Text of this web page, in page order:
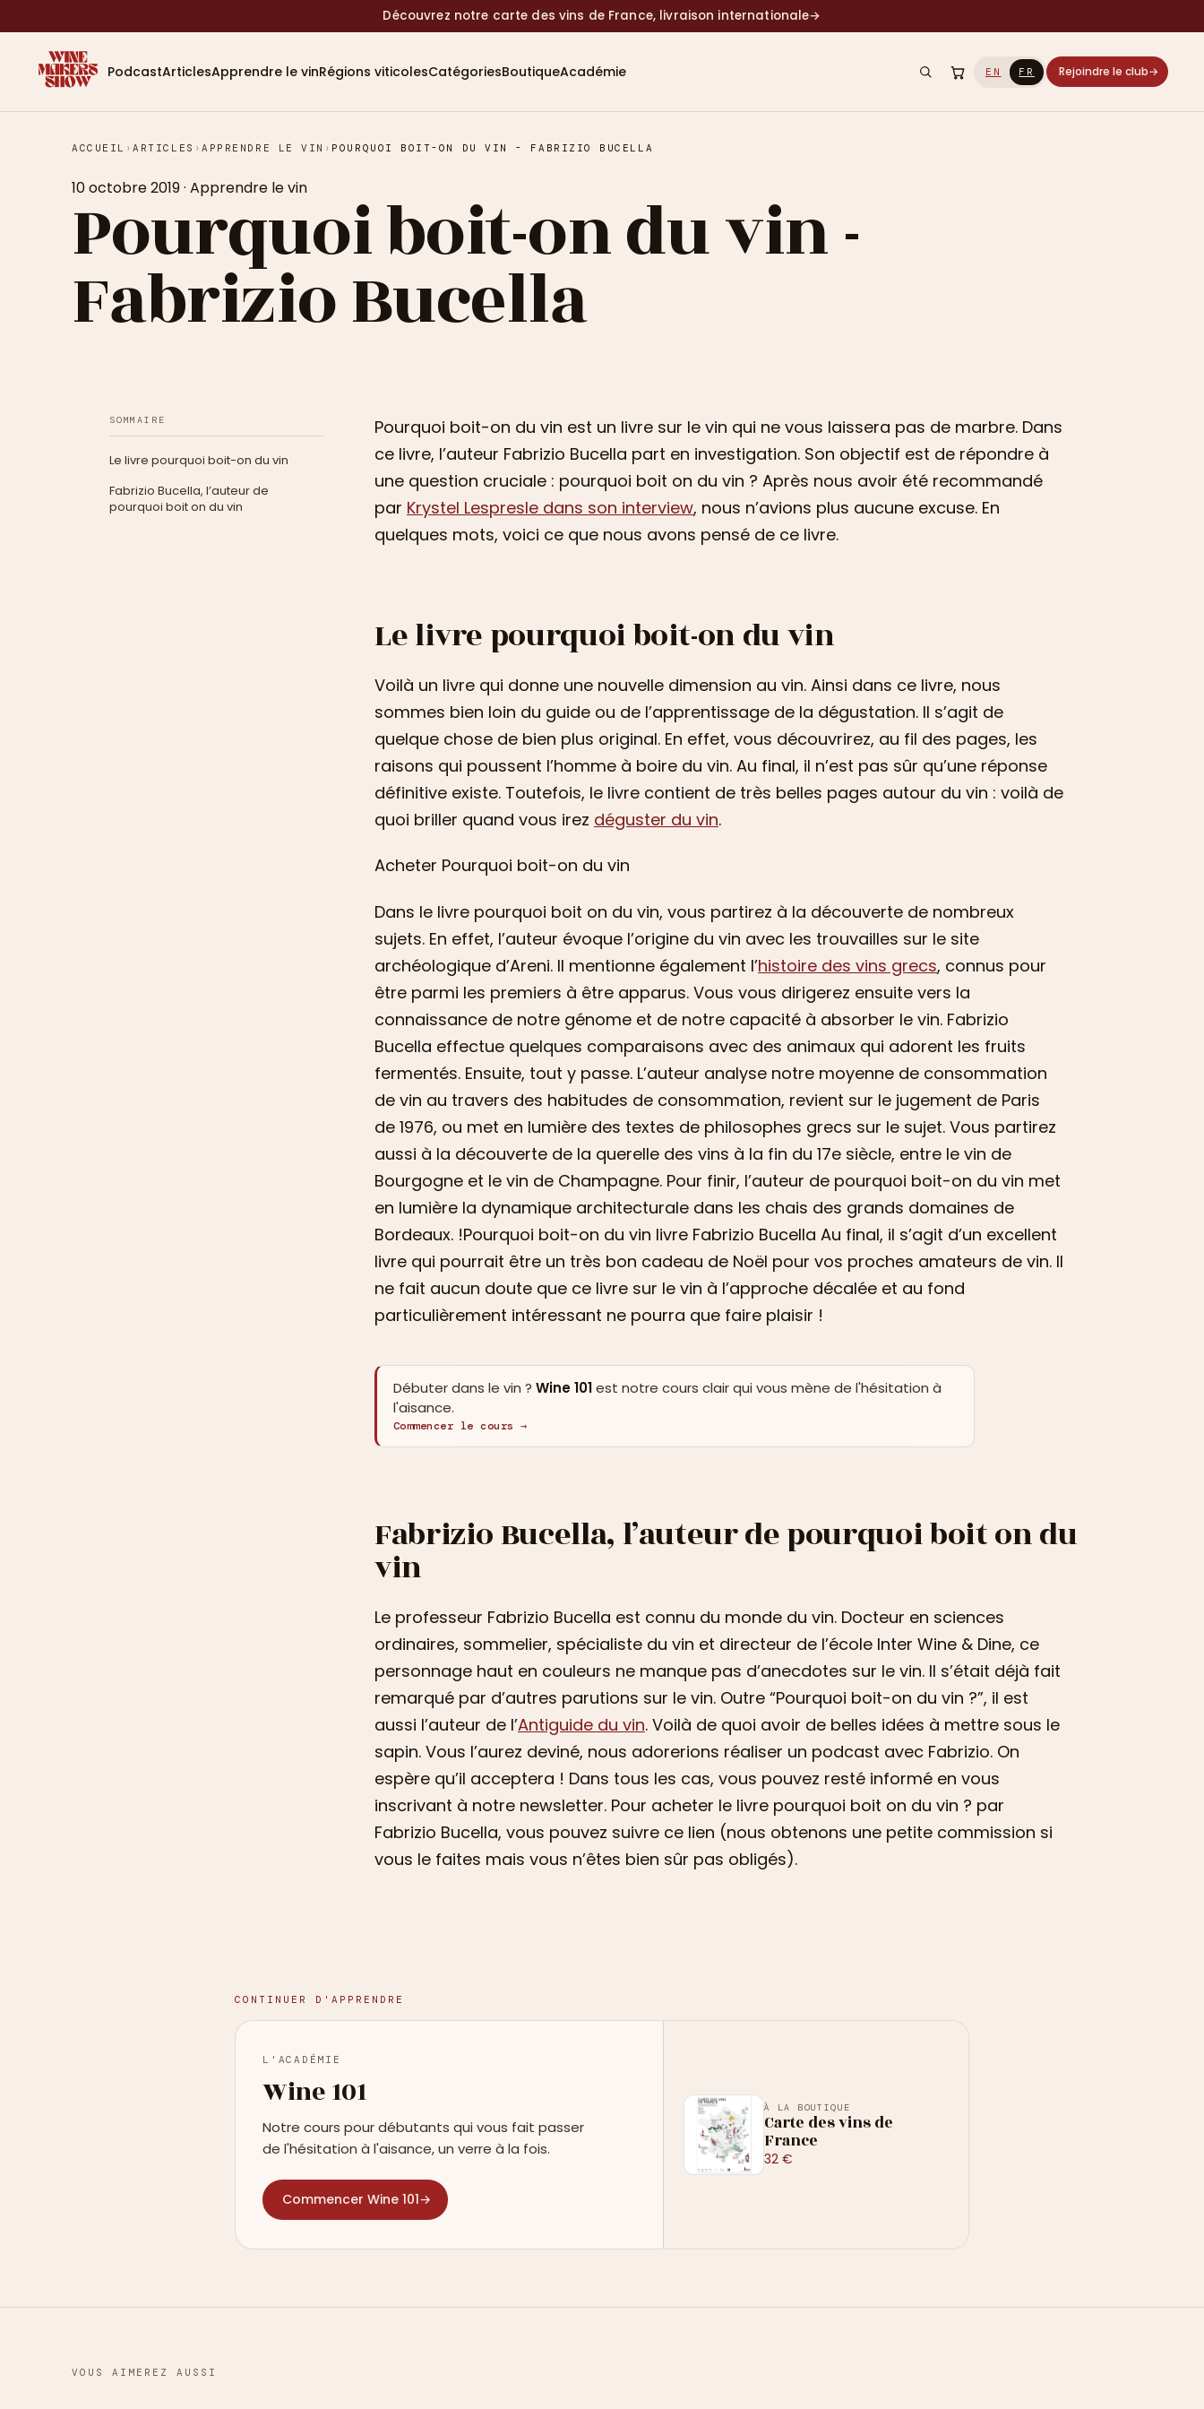
Découvrez notre carte des vins de France, livraison internationale→
PodcastArticlesApprendre le vinRégions viticolesCatégoriesBoutiqueAcadémie EN FR Rejoindre le club→
ACCUEIL ›ARTICLES ›APPRENDRE LE VIN › POURQUOI BOIT-ON DU VIN - FABRIZIO BUCELLA
10 octobre 2019· Apprendre le vin
Pourquoi boit-on du vin -
Fabrizio Bucella
SOMMAIRE
Le livre pourquoi boit-on du vin
Fabrizio Bucella, l’auteur de
pourquoi boit on du vin
Pourquoi boit-on du vin est un livre sur le vin qui ne vous laissera pas de marbre. Dans
ce livre, l’auteur Fabrizio Bucella part en investigation. Son objectif est de répondre à
une question cruciale : pourquoi boit on du vin ? Après nous avoir été recommandé
par Krystel Lespresle dans son interview, nous n’avions plus aucune excuse. En
quelques mots, voici ce que nous avons pensé de ce livre.
Le livre pourquoi boit-on du vin
Voilà un livre qui donne une nouvelle dimension au vin. Ainsi dans ce livre, nous
sommes bien loin du guide ou de l’apprentissage de la dégustation. Il s’agit de
quelque chose de bien plus original. En effet, vous découvrirez, au fil des pages, les
raisons qui poussent l’homme à boire du vin. Au final, il n’est pas sûr qu’une réponse
définitive existe. Toutefois, le livre contient de très belles pages autour du vin : voilà de
quoi briller quand vous irez déguster du vin.
Acheter Pourquoi boit-on du vin
Dans le livre pourquoi boit on du vin, vous partirez à la découverte de nombreux
sujets. En effet, l’auteur évoque l’origine du vin avec les trouvailles sur le site
archéologique d’Areni. Il mentionne également l’histoire des vins grecs, connus pour
être parmi les premiers à être apparus. Vous vous dirigerez ensuite vers la
connaissance de notre génome et de notre capacité à absorber le vin. Fabrizio
Bucella effectue quelques comparaisons avec des animaux qui adorent les fruits
fermentés. Ensuite, tout y passe. L’auteur analyse notre moyenne de consommation
de vin au travers des habitudes de consommation, revient sur le jugement de Paris
de 1976, ou met en lumière des textes de philosophes grecs sur le sujet. Vous partirez
aussi à la découverte de la querelle des vins à la fin du 17e siècle, entre le vin de
Bourgogne et le vin de Champagne. Pour finir, l’auteur de pourquoi boit-on du vin met
en lumière la dynamique architecturale dans les chais des grands domaines de
Bordeaux. !Pourquoi boit-on du vin livre Fabrizio Bucella Au final, il s’agit d’un excellent
livre qui pourrait être un très bon cadeau de Noël pour vos proches amateurs de vin. Il
ne fait aucun doute que ce livre sur le vin à l’approche décalée et au fond
particulièrement intéressant ne pourra que faire plaisir !
Débuter dans le vin ? Wine 101est notre cours clair qui vous mène de l'hésitation à
l'aisance.
Commencer le cours →
Fabrizio Bucella, l’auteur de pourquoi boit on du
vin
Le professeur Fabrizio Bucella est connu du monde du vin. Docteur en sciences
ordinaires, sommelier, spécialiste du vin et directeur de l’école Inter Wine & Dine, ce
personnage haut en couleurs ne manque pas d’anecdotes sur le vin. Il s’était déjà fait
remarqué par d’autres parutions sur le vin. Outre “Pourquoi boit-on du vin ?”, il est
aussi l’auteur de l’Antiguide du vin. Voilà de quoi avoir de belles idées à mettre sous le
sapin. Vous l’aurez deviné, nous adorerions réaliser un podcast avec Fabrizio. On
espère qu’il acceptera ! Dans tous les cas, vous pouvez resté informé en vous
inscrivant à notre newsletter. Pour acheter le livre pourquoi boit on du vin ? par
Fabrizio Bucella, vous pouvez suivre ce lien (nous obtenons une petite commission si
vous le faites mais vous n’êtes bien sûr pas obligés).
CONTINUER D'APPRENDRE
L'ACADÉMIE
Wine 101
Notre cours pour débutants qui vous fait passer
de l'hésitation à l'aisance, un verre à la fois.
Commencer Wine 101→
À LA BOUTIQUE
Carte des vins de
France
32 €
VOUS AIMEREZ AUSSI